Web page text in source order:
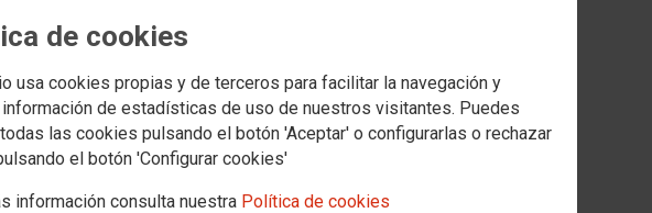
de cookies
usa cookies propias y de terceros para facilitar la navegación y
de estadísticas de uso de nuestros visitantes. Puedes
las cookies pulsando el botón 'Aceptar' o configurarlas o rechazar
el botón 'Configurar cookies'
información consulta nuestra Política de cookies
del Convenio
Bizkaia
presentó una nueva propuesta con el fin de desbloquear la
CONVENIO PROVINCIAL DE BIZKAIA (Acta nº 8).
la siguiente reunión.
los trabajadores/as la buena salud del CONVENIO
patronales” plantean nada distinto que su negociación y